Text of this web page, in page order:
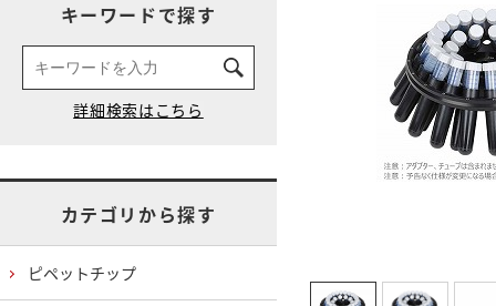
キーワードで探す
カテゴリから探す
ピペットチップ